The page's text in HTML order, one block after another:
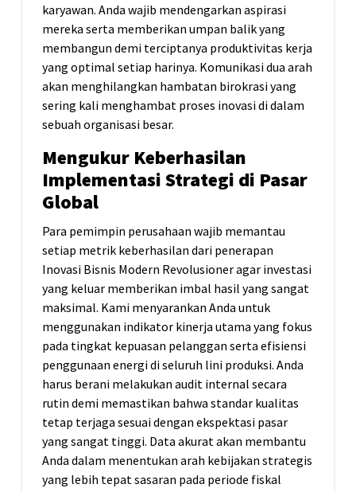
karyawan. Anda wajib mendengarkan aspirasi
mereka serta memberikan umpan balik yang
membangun demi terciptanya produktivitas kerja
yang optimal setiap harinya. Komunikasi dua arah
akan menghilangkan hambatan birokrasi yang
sering kali menghambat proses inovasi di dalam
sebuah organisasi besar.
Mengukur Keberhasilan
Implementasi Strategi di Pasar
Global
Para pemimpin perusahaan wajib memantau
setiap metrik keberhasilan dari penerapan
Inovasi Bisnis Modern Revolusioner agar investasi
yang keluar memberikan imbal hasil yang sangat
maksimal. Kami menyarankan Anda untuk
menggunakan indikator kinerja utama yang fokus
pada tingkat kepuasan pelanggan serta efisiensi
penggunaan energi di seluruh lini produksi. Anda
harus berani melakukan audit internal secara
rutin demi memastikan bahwa standar kualitas
tetap terjaga sesuai dengan ekspektasi pasar
yang sangat tinggi. Data akurat akan membantu
Anda dalam menentukan arah kebijakan strategis
yang lebih tepat sasaran pada periode fiskal